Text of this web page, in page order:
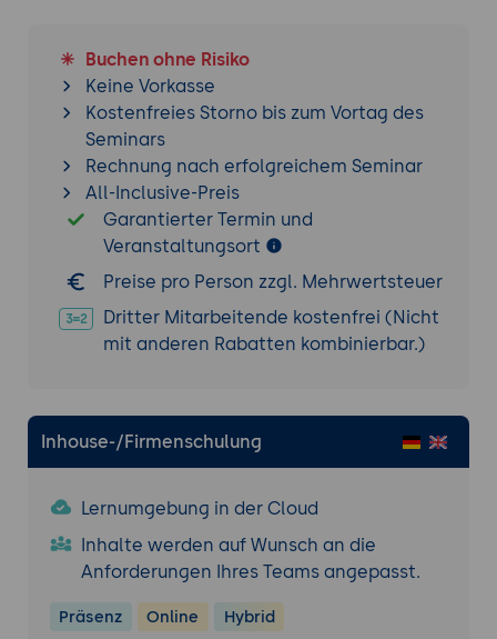
Texteditor oder integrierte
Entwicklungsumgebung (IDE).
Ergebnisse und Präsentation:
Präsentation der eingerichteten
Umgebung und der ersten Retrieval-
Projekte.
Diskussion und Feedback: Analyse der
Ergebnisse und
Verbesserungsvorschläge.
Erweiterte Retrieval-Techniken und -
Anwendungen
Nutzung komplexerer Textkorpora:
Große Datensätze, spezielle Domänen.
Erstellung benutzerdefinierter Encoder-
Modelle: Anpassung und Erweiterung
der vortrainierten Modelle.
Optimierung und Fehlerbehebung:
Debugging und Performance-
Optimierung.
Buchen ohne Risiko
Keine Vorkasse
Kostenfreies Storno bis zum Vortag des
Seminars
Rechnung nach erfolgreichem Seminar
All-Inclusive-Preis
Garantierter Termin und
Veranstaltungsort
Preise pro Person zzgl. Mehrwertsteuer
Dritter Mitarbeitende kostenfrei (Nicht
mit anderen Rabatten kombinierbar.)
Inhouse-/Firmenschulung
Lernumgebung in der Cloud
Inhalte werden auf Wunsch an die
Anforderungen Ihres Teams angepasst.
Präsenz Online Hybrid